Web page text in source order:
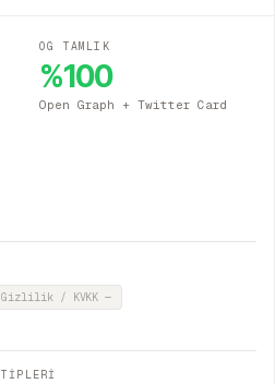
OG TAMLIK
%100
Open Graph + Twitter Card
Gizlilik / KVKK —
TİPLERİ